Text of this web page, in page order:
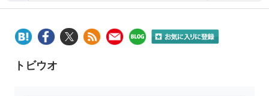
トビウオ